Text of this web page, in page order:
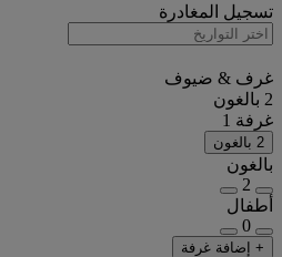
تسجيل المغادرة
غرف & ضيوف
2 بالغون
غرفة 1
2 بالغون
بالغون
2
أطفال
0
+ إضافة غرفة